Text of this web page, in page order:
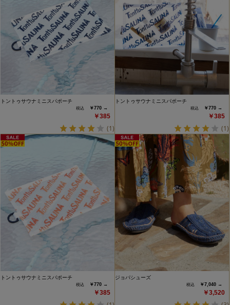
トントゥサウナミニスパポーチ
￥770 →
￥385
(1)
トントゥサウナミニスパポーチ
￥770 →
￥385
(1)
トントゥサウナミニスパポーチ
￥770 →
￥385
ジョパシューズ
￥7,040 →
￥3,520